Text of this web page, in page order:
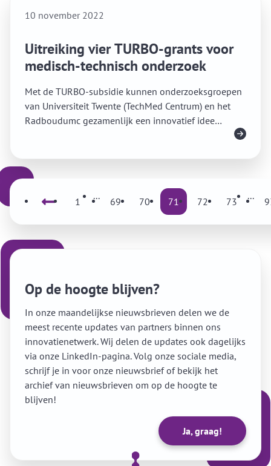
10 november 2022
Uitreiking vier TURBO-grants voor
medisch-technisch onderzoek
Met de TURBO-subsidie kunnen onderzoeksgroepen
van Universiteit Twente (TechMed Centrum) en het
Radboudumc gezamenlijk een innovatief idee
uitwerken dat zal leiden tot een vervolgaanvraag bij
Vorige 1 ... 69 70 71 72 73 ...
Op de hoogte blijven?
In onze maandelijkse nieuwsbrieven delen we de
meest recente updates van partners binnen ons
innovatienetwerk. Wij delen de updates ook dagelijks
via onze LinkedIn-pagina. Volg onze sociale media,
schrijf je in voor onze nieuwsbrief of bekijk het
archief van nieuwsbrieven om op de hoogte te
blijven!
Ja, graag!